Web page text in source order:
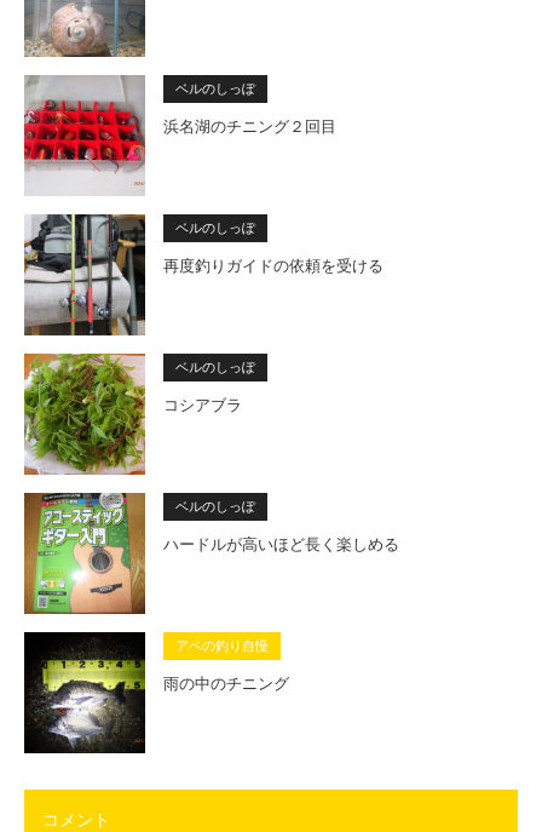
ベルのしっぽ
浜名湖のチニング２回目
ベルのしっぽ
再度釣りガイドの依頼を受ける
ベルのしっぽ
コシアブラ
ベルのしっぽ
ハードルが高いほど長く楽しめる
アベの釣り自慢
雨の中のチニング
コメント